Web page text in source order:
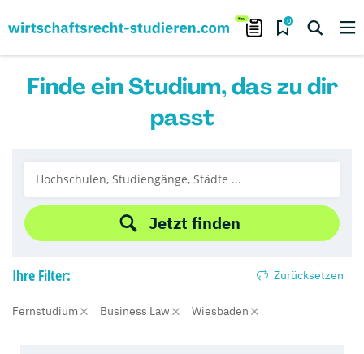
0
Finde ein Studium, das zu dir
passt
Jetzt finden
Ihre Filter: Zurücksetzen
Fernstudium Business Law Wiesbaden